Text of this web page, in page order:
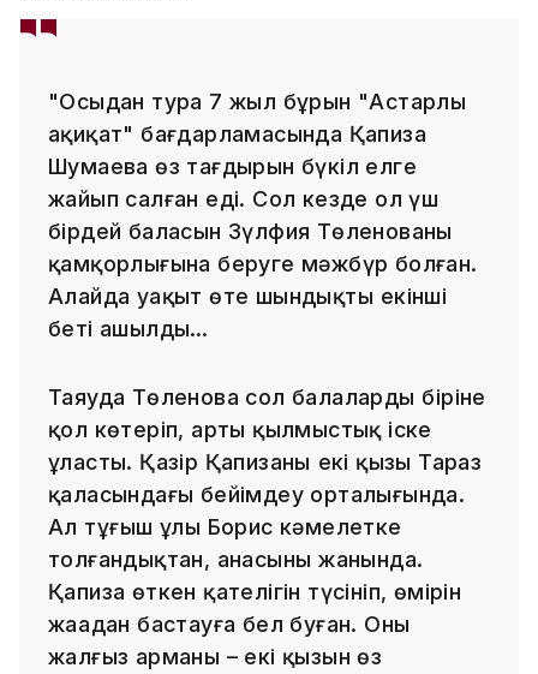
"Осыдан тура 7 жыл бұрын "Астарлы
ақиқат" бағдарламасында Қапиза
Шумаева өз тағдырын бүкіл елге
жайып салған еді. Сол кезде ол үш
бірдей баласын Зүлфия Төленованың
қамқорлығына беруге мәжбүр болған.
Алайда уақыт өте шындықтың екінші
беті ашылды…
Таяуда Төленова сол балалардың біріне
қол көтеріп, арты қылмыстық іске
ұласты. Қазір Қапизаның екі қызы Тараз
қаласындағы бейімдеу орталығында.
Ал тұңғыш ұлы Борис кәмелетке
толғандықтан, анасының жанында.
Қапиза өткен қателігін түсініп, өмірін
жаңадан бастауға бел буған. Оның
жалғыз арманы – екі қызын өз